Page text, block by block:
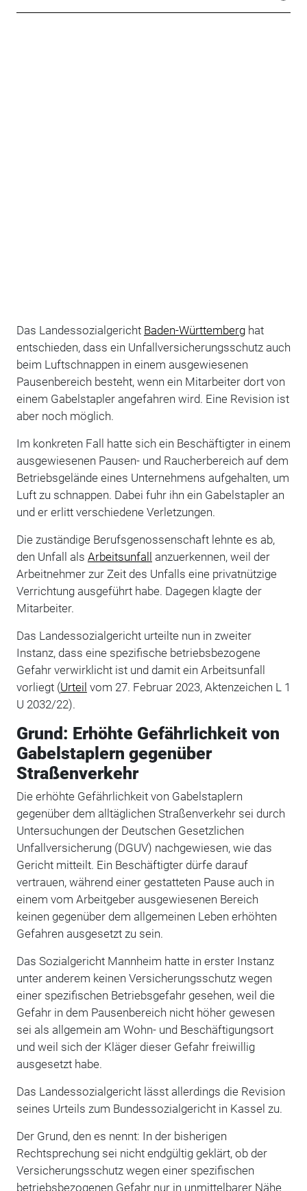
Das Landessozialgericht Baden-Württemberghat
entschieden, dass ein Unfallversicherungsschutz auch
beim Luftschnappen in einem ausgewiesenen
Pausenbereich besteht, wenn ein Mitarbeiter dort von
einem Gabelstapler angefahren wird. Eine Revision ist
aber noch möglich.
Im konkreten Fall hatte sich ein Beschäftigter in einem
ausgewiesenen Pausen- und Raucherbereich auf dem
Betriebsgelände eines Unternehmens aufgehalten, um
Luft zu schnappen. Dabei fuhr ihn ein Gabelstapler an
und er erlitt verschiedene Verletzungen.
Die zuständige Berufsgenossenschaft lehnte es ab,
den Unfall als Arbeitsunfall
anzuerkennen, weil der
Arbeitnehmer zur Zeit des Unfalls eine privatnützige
Verrichtung ausgeführt habe. Dagegen klagte der
Mitarbeiter.
Das Landessozialgericht urteilte nun in zweiter
Instanz, dass eine spezifische betriebsbezogene
Gefahr verwirklicht ist und damit ein Arbeitsunfall
vorliegt (Urteil vom 27. Februar 2023, Aktenzeichen L 1
U 2032/22).
Grund: Erhöhte Gefährlichkeit von
Gabelstaplern gegenüber
Straßenverkehr
Die erhöhte Gefährlichkeit von Gabelstaplern
gegenüber dem alltäglichen Straßenverkehr sei durch
Untersuchungen der Deutschen Gesetzlichen
Unfallversicherung (DGUV) nachgewiesen, wie das
Gericht mitteilt. Ein Beschäftigter dürfe darauf
vertrauen, während einer gestatteten Pause auch in
einem vom Arbeitgeber ausgewiesenen Bereich
keinen gegenüber dem allgemeinen Leben erhöhten
Gefahren ausgesetzt zu sein.
Das Sozialgericht Mannheim hatte in erster Instanz
unter anderem keinen Versicherungsschutz wegen
einer spezifischen Betriebsgefahr gesehen, weil die
Gefahr in dem Pausenbereich nicht höher gewesen
sei als allgemein am Wohn- und Beschäftigungsort
und weil sich der Kläger dieser Gefahr freiwillig
ausgesetzt habe.
Das Landessozialgericht lässt allerdings die Revision
seines Urteils zum Bundessozialgericht in Kassel zu.
Der Grund, den es nennt: In der bisherigen
Rechtsprechung sei nicht endgültig geklärt, ob der
Versicherungsschutz wegen einer spezifischen
betriebsbezogenen Gefahr nur in unmittelbarer Nähe